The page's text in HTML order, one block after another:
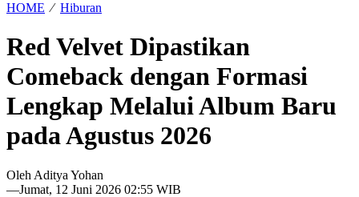
HOME ⁄ Hiburan
Red Velvet Dipastikan
Comeback dengan Formasi
Lengkap Melalui Album Baru
pada Agustus 2026
Oleh Aditya Yohan
—Jumat, 12 Juni 2026 02:55 WIB